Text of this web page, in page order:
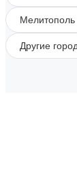
Мелитополь
Другие